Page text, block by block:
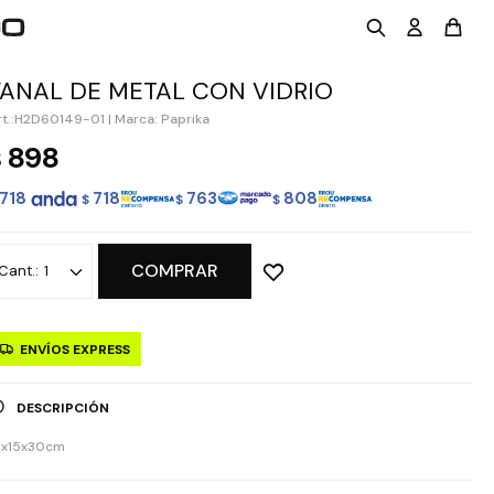
DE METAL CON VIDRIO
H2D60149-01 | Marca: Paprika
898
718 $ 718 $ 763 $ 808
1 COMPRAR
ENVÍOS EXPRESS
DESCRIPCIÓN